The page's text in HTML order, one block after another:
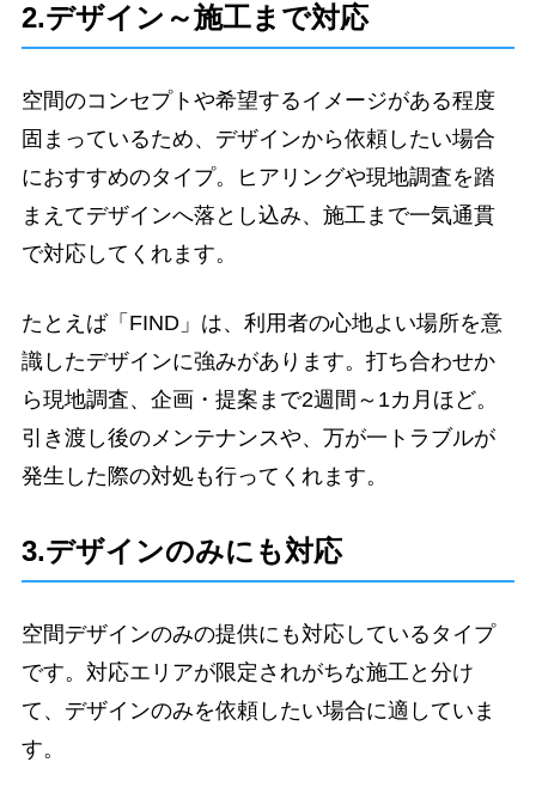
2.デザイン～施工まで対応
空間のコンセプトや希望するイメージがある程度
固まっているため、デザインから依頼したい場合
におすすめのタイプ。ヒアリングや現地調査を踏
まえてデザインへ落とし込み、施工まで一気通貫
で対応してくれます。
たとえば「FIND」は、利用者の心地よい場所を意
識したデザインに強みがあります。打ち合わせか
ら現地調査、企画・提案まで2週間～1カ月ほど。
引き渡し後のメンテナンスや、万が一トラブルが
発生した際の対処も行ってくれます。
3.デザインのみにも対応
空間デザインのみの提供にも対応しているタイプ
です。対応エリアが限定されがちな施工と分け
て、デザインのみを依頼したい場合に適していま
す。